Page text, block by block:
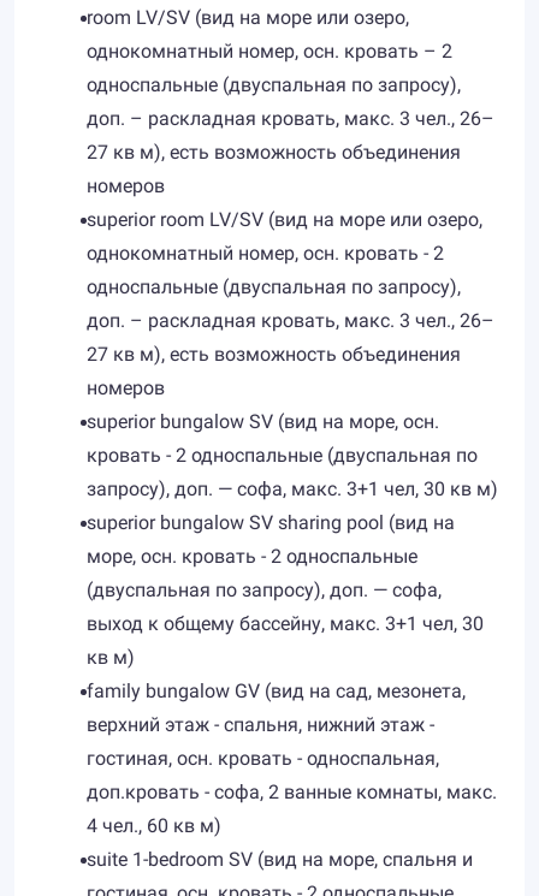
room LV/SV (вид на море или озеро,
однокомнатный номер, осн. кровать – 2
односпальные (двуспальная по запросу),
доп. – раскладная кровать, макс. 3 чел., 26–
27 кв м), есть возможность объединения
номеров
superior room LV/SV (вид на море или озеро,
однокомнатный номер, осн. кровать - 2
односпальные (двуспальная по запросу),
доп. – раскладная кровать, макс. 3 чел., 26–
27 кв м), есть возможность объединения
номеров
superior bungalow SV (вид на море, осн.
кровать - 2 односпальные (двуспальная по
запросу), доп. — софа, макс. 3+1 чел, 30 кв м)
superior bungalow SV sharing pool (вид на
море, осн. кровать - 2 односпальные
(двуспальная по запросу), доп. — софа,
выход к общему бассейну, макс. 3+1 чел, 30
кв м)
family bungalow GV (вид на сад, мезонета,
верхний этаж - спальня, нижний этаж -
гостиная, осн. кровать - односпальная,
доп.кровать - софа, 2 ванные комнаты, макс.
4 чел., 60 кв м)
suite 1-bedroom SV (вид на море, спальня и